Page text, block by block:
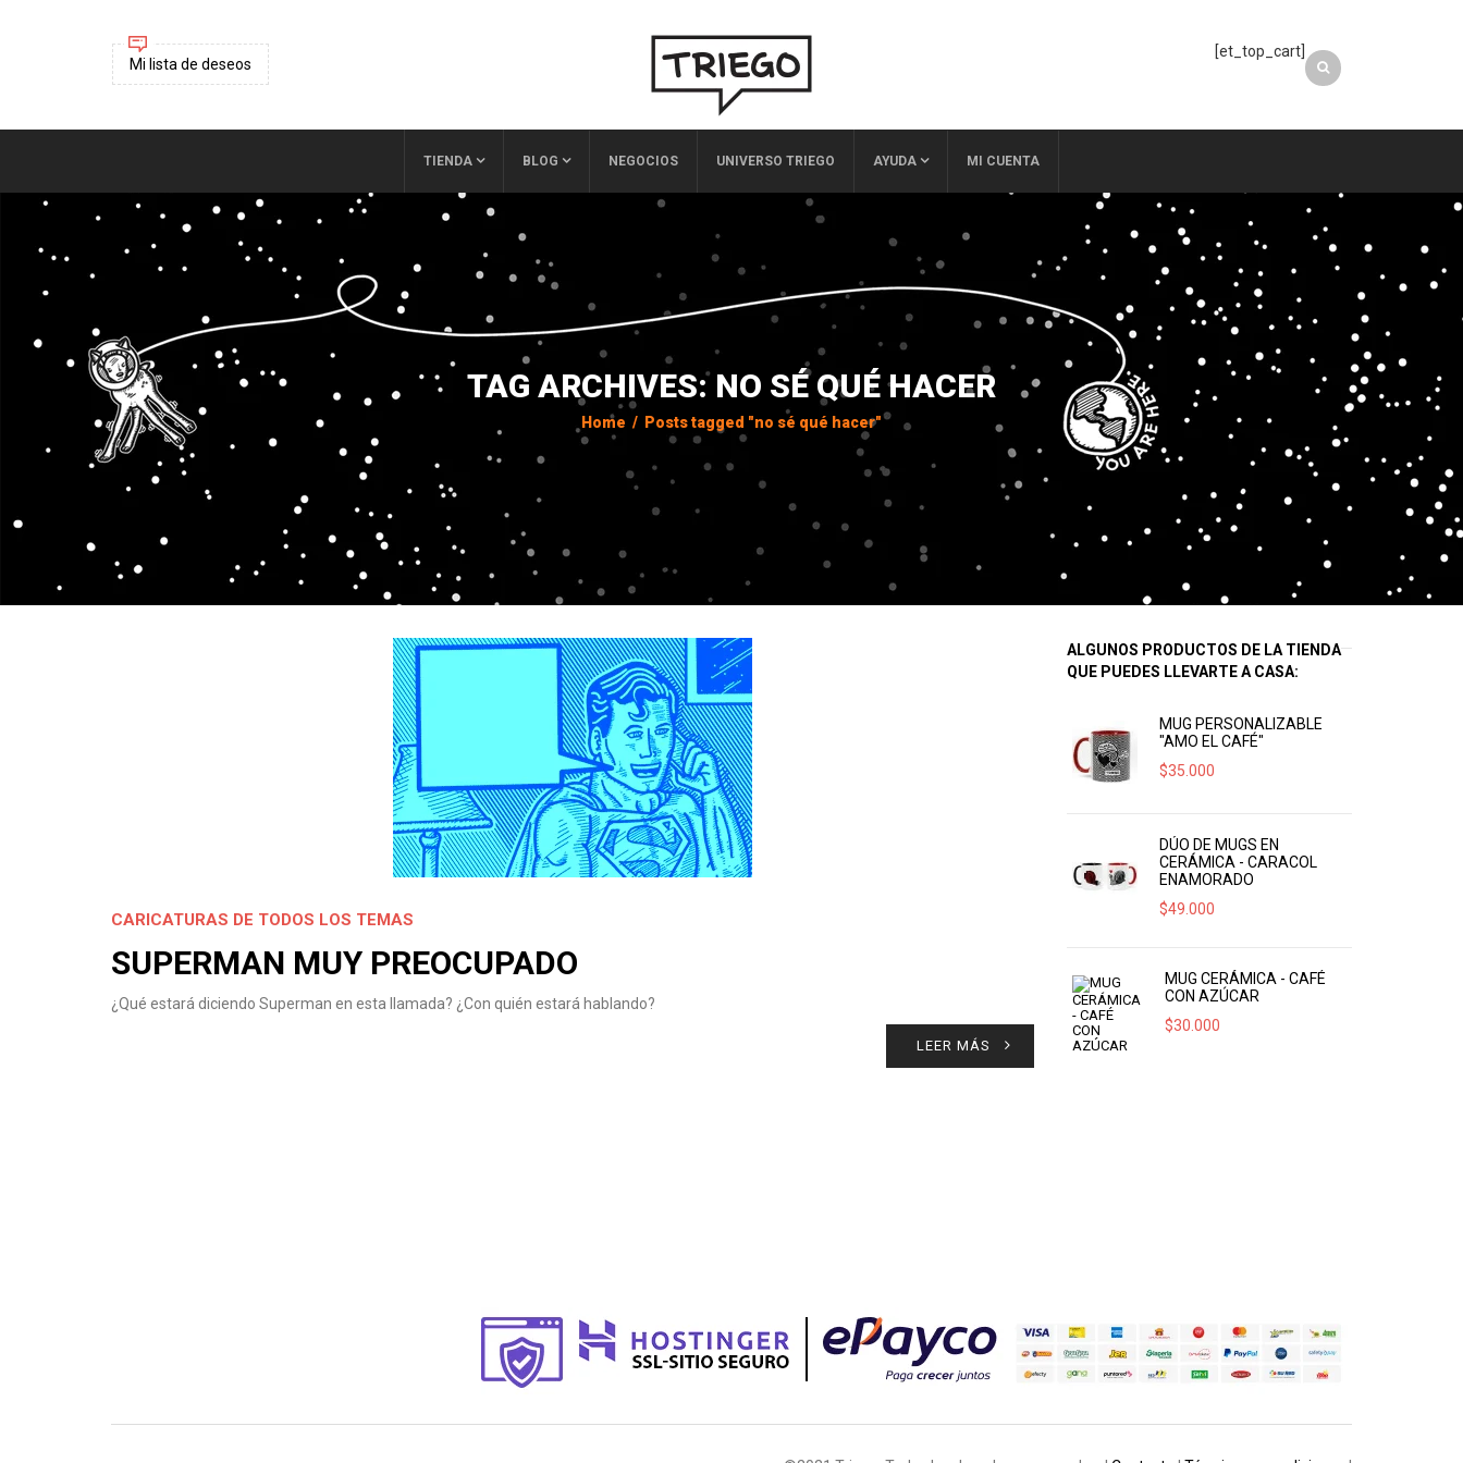
Mi lista de deseos
[et_top_cart]
TIENDA BLOG NEGOCIOS UNIVERSO TRIEGO AYUDA MI CUENTA
TAG ARCHIVES: NO SÉ QUÉ HACER
Home / Posts tagged "no sé qué hacer"
CARICATURAS DE TODOS LOS TEMAS
SUPERMAN MUY PREOCUPADO
¿Qué estará diciendo Superman en esta llamada? ¿Con quién estará hablando?
LEER MÁS
ALGUNOS PRODUCTOS DE LA TIENDA
QUE PUEDES LLEVARTE A CASA:
MUG PERSONALIZABLE
"AMO EL CAFÉ"
$35.000
DÚO DE MUGS EN
CERÁMICA - CARACOL
ENAMORADO
$49.000
MUG CERÁMICA - CAFÉ
CON AZÚCAR
$30.000